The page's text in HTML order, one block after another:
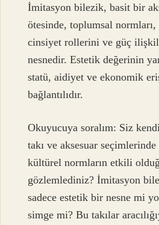
İmitasyon bilezik, basit bir
ötesinde, toplumsal
cinsiyet rollerini ve güç
nesnedir. Estetik değerinin
statü, aidiyet ve ekonomik
bağlantılıdır.
Okuyucuya soralım: Siz
takı ve aksesuar
kültürel normların etkili
gözlemlediniz? İmitasyon
sadece estetik bir nesne mi
simge mi? Bu takılar